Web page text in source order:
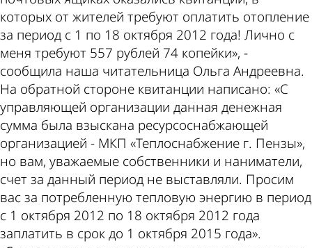
которых от жителей требуют оплатить отопление
за период с 1 по 18 октября 2012 года! Лично с
меня требуют 557 рублей 74 копейки», -
сообщила наша читательница Ольга Андреевна.
На обратной стороне квитанции написано: «С
управляющей организации данная денежная
сумма была взыскана ресурсоснабжающей
организацией - МКП «Теплоснабжение г. Пензы»,
но вам, уважаемые собственники и наниматели,
счет за данный период не выставляли. Просим
вас за потребленную тепловую энергию в период
с 1 октября 2012 по 18 октября 2012 года
заплатить в срок до 1 октября 2015 года».